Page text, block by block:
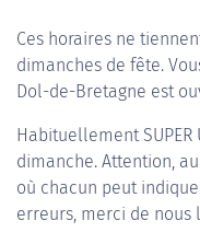
Ces horaires ne
dimanches de fête.
Dol-de-Bretagne est
HabituellementSUPER
dimanche. Attention,
où chacun peut
erreurs, merci de nous